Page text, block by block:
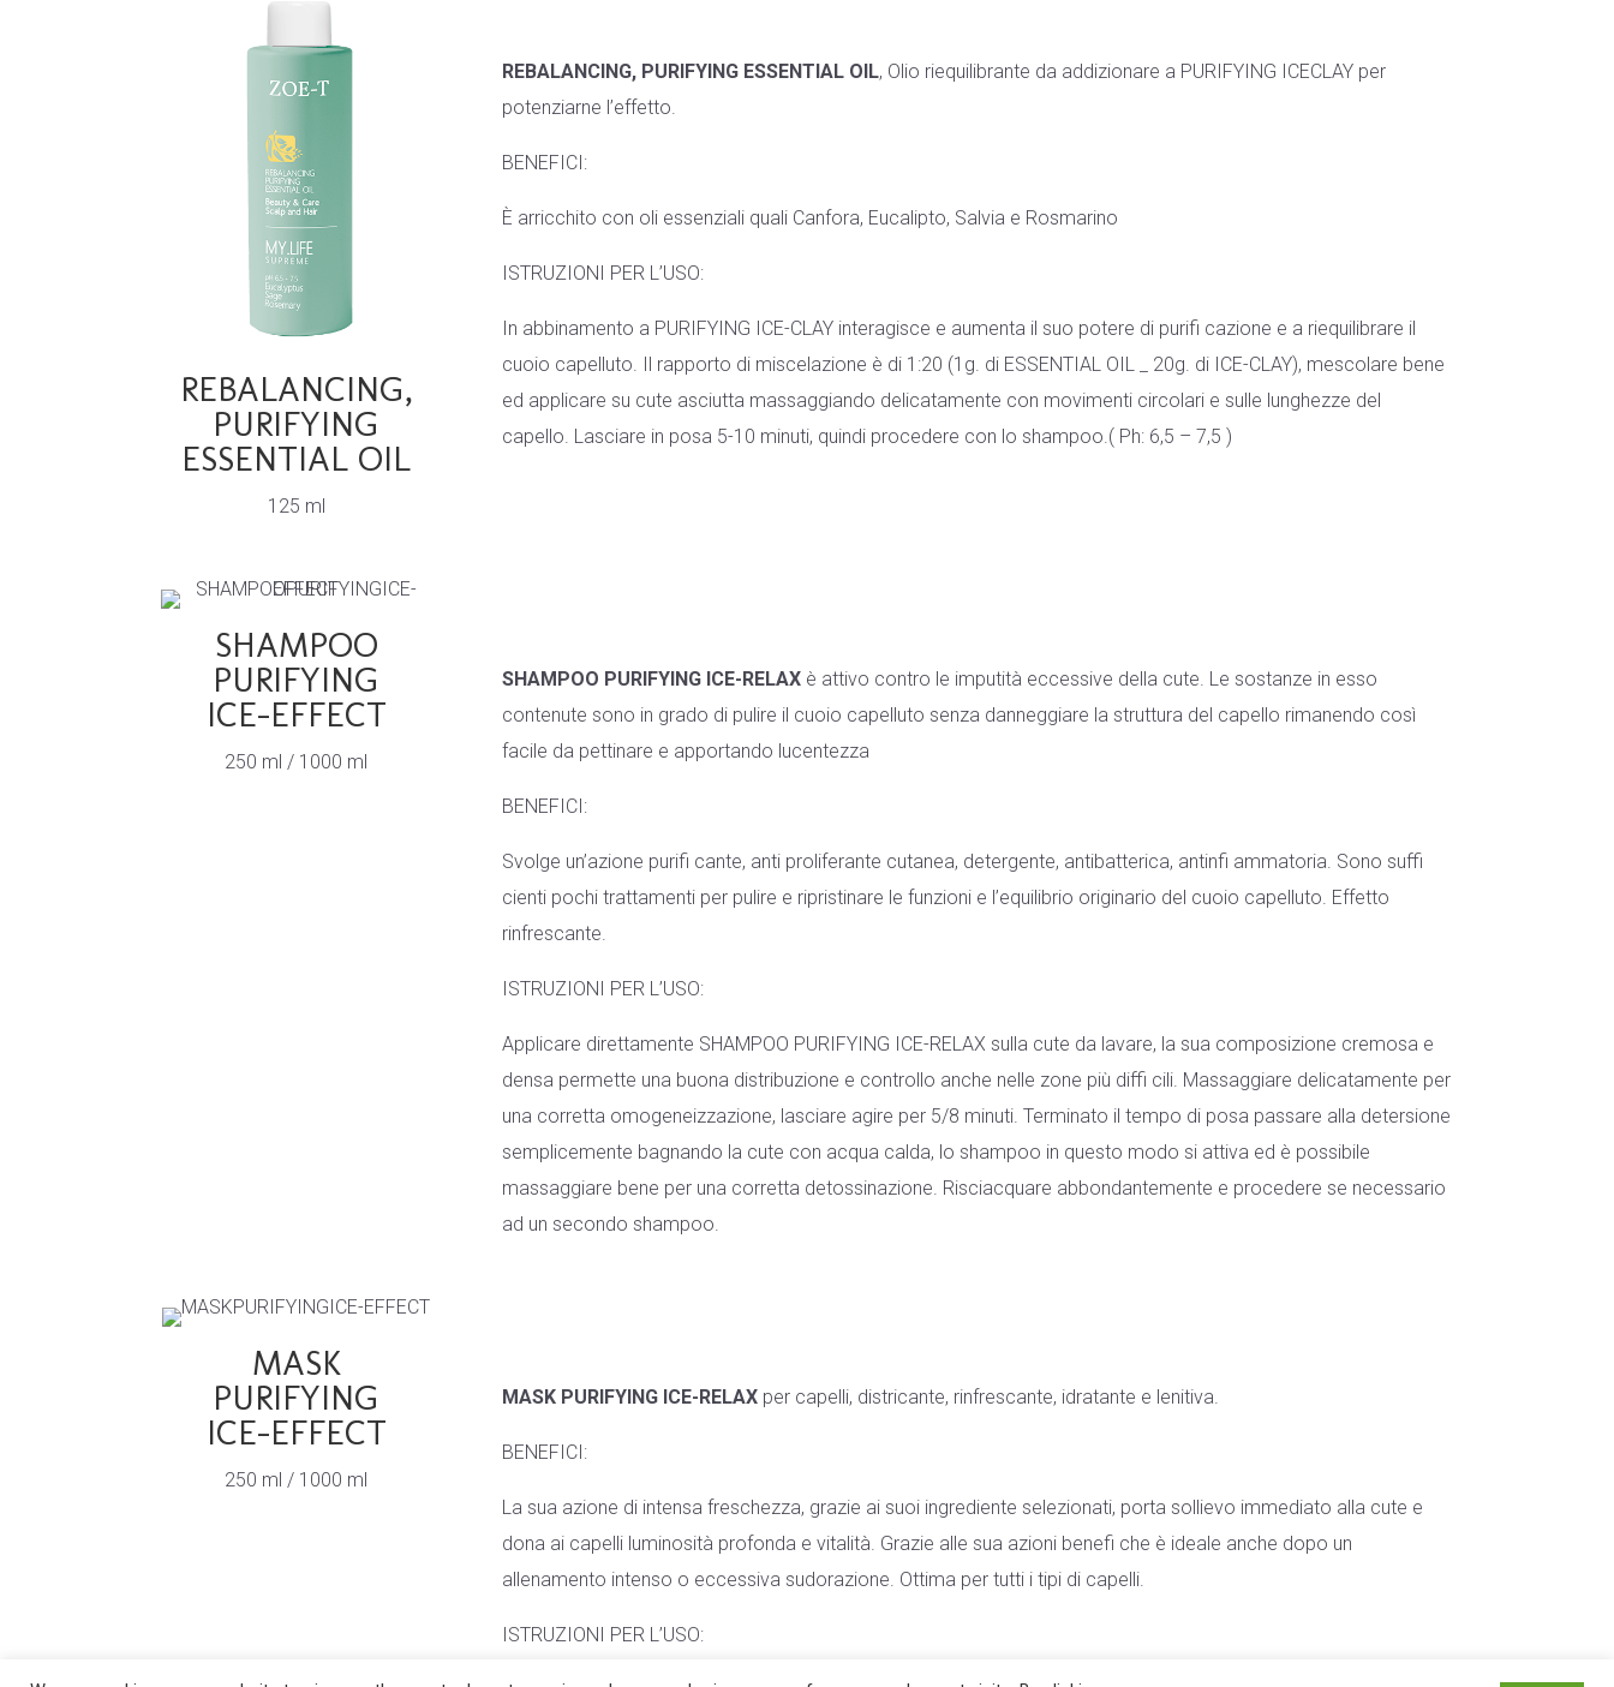
REBALANCING,
PURIFYING
ESSENTIAL OIL
125 ml
REBALANCING, PURIFYING ESSENTIAL OIL, Olio riequilibrante da addizionare a PURIFYING ICECLAY per
potenziarne l’effetto.
BENEFICI:
È arricchito con oli essenziali quali Canfora, Eucalipto, Salvia e Rosmarino
ISTRUZIONI PER L’USO:
In abbinamento a PURIFYING ICE-CLAY interagisce e aumenta il suo potere di purifi cazione e a riequilibrare il
cuoio capelluto. Il rapporto di miscelazione è di 1:20 (1g. di ESSENTIAL OIL _ 20g. di ICE-CLAY), mescolare bene
ed applicare su cute asciutta massaggiando delicatamente con movimenti circolari e sulle lunghezze del
capello. Lasciare in posa 5-10 minuti, quindi procedere con lo shampoo.( Ph: 6,5 – 7,5 )
SHAMPOO
PURIFYING
ICE-EFFECT
250 ml / 1000 ml
SHAMPOO PURIFYING ICE-RELAXè attivo contro le imputità eccessive della cute. Le sostanze in esso
contenute sono in grado di pulire il cuoio capelluto senza danneggiare la struttura del capello rimanendo così
facile da pettinare e apportando lucentezza
BENEFICI:
Svolge un’azione purifi cante, anti proliferante cutanea, detergente, antibatterica, antinfi ammatoria. Sono suffi
cienti pochi trattamenti per pulire e ripristinare le funzioni e l’equilibrio originario del cuoio capelluto. Effetto
rinfrescante.
ISTRUZIONI PER L’USO:
Applicare direttamente SHAMPOO PURIFYING ICE-RELAX sulla cute da lavare, la sua composizione cremosa e
densa permette una buona distribuzione e controllo anche nelle zone più diffi cili. Massaggiare delicatamente per
una corretta omogeneizzazione, lasciare agire per 5/8 minuti. Terminato il tempo di posa passare alla detersione
semplicemente bagnando la cute con acqua calda, lo shampoo in questo modo si attiva ed è possibile
massaggiare bene per una corretta detossinazione. Risciacquare abbondantemente e procedere se necessario
ad un secondo shampoo.
MASK
PURIFYING
ICE-EFFECT
250 ml / 1000 ml
MASK PURIFYING ICE-RELAXper capelli, districante, rinfrescante, idratante e lenitiva.
BENEFICI:
La sua azione di intensa freschezza, grazie ai suoi ingrediente selezionati, porta sollievo immediato alla cute e
dona ai capelli luminosità profonda e vitalità. Grazie alle sua azioni benefi che è ideale anche dopo un
allenamento intenso o eccessiva sudorazione. Ottima per tutti i tipi di capelli.
ISTRUZIONI PER L’USO: